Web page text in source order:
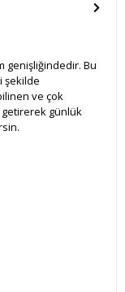
genişliğindedir. Bu
şekilde
ve çok
günlük